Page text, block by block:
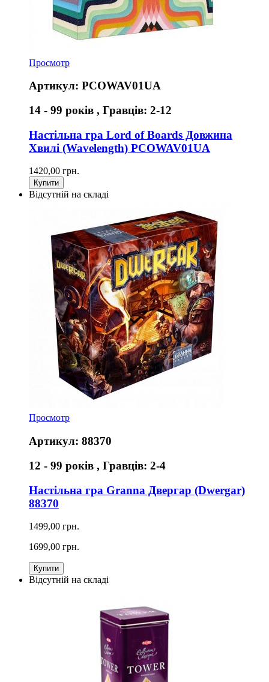
Просмотр
Артикул: PCOWAV01UA
14 - 99 років , Гравців: 2-12
Настільна гра Lord of Boards Довжина
Хвилі (Wavelength) PCOWAV01UA
1420,00 грн.
Купити
Відсутній на складі
Просмотр
Артикул: 88370
12 - 99 років , Гравців: 2-4
Настільна гра Granna Двергар (Dwergar)
88370
1499,00 грн.
1699,00 грн.
Купити
Відсутній на складі